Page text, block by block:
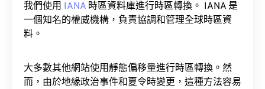
我們使用 IANA 時區資料庫進行時區轉換。 IANA 是
一個知名的權威機構，負責協調和管理全球時區資
料。
大多數其他網站使用靜態偏移量進行時區轉換。然
而，由於地緣政治事件和夏令時變更，這種方法容易